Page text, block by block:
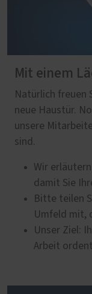
Mit einem
Natürlich freuen
neue Haustür.
unsere
sind.
Wir
damit Sie
Bitte teilen
Umfeld mit,
Unser Ziel:
Arbeit